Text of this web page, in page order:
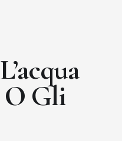
O Gli